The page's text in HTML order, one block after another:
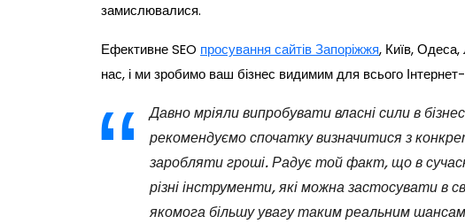
замислювалися.
Ефективне SEO просування сайтів Запоріжжя, Київ, Одеса,
нас, і ми зробимо ваш бізнес видимим для всього Інтернет-
Давно мріяли випробувати власні сили в
рекомендуємо спочатку визначитися з
заробляти гроші. Радує той факт, що в
різні інструменти, які можна застосувати в
якомога більшу увагу таким реальним